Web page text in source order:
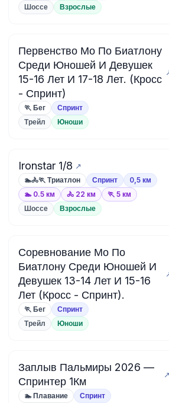
Шоссе Взрослые
Первенство Мо По Биатлону
Среди Юношей И Девушек
15-16 Лет И 17-18 Лет. (Кросс
- Спринт)
🏃 Бег Спринт
Трейл Юноши
Ironstar 1/8
🏊🚴🏃 Триатлон Спринт
0,5 км
🏊 0.5 км
🚴 22 км 🏃 5 км
Шоссе Взрослые
Соревнование Мо По
Биатлону Среди Юношей И
Девушек 13-14 Лет И 15-16
Лет (Кросс - Спринт).
🏃 Бег Спринт
Трейл Юноши
Заплыв Пальмиры 2026 —
Спринтер 1Км
🏊 Плавание Спринт